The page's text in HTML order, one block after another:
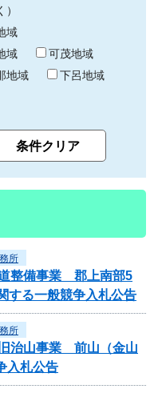
域
域
可茂地域
地域
下呂地域
所
道整備事業 郡上南部5
る一般競争入札公告
所
治山事業 前山（金山
入札公告